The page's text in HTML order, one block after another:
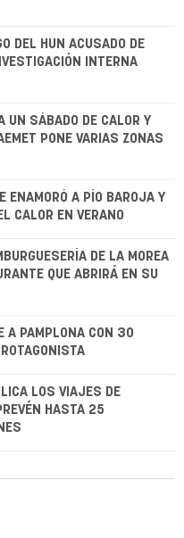
DEL HUN ACUSADO DE
INTERNA
UN SÁBADO DE CALOR Y
PONE VARIAS ZONAS
ENAMORÓ A PÍO BAROJA Y
CALOR EN VERANO
DE LA MOREA
QUE ABRIRÁ EN SU
A PAMPLONA CON 30
LOS VIAJES DE
HASTA 25